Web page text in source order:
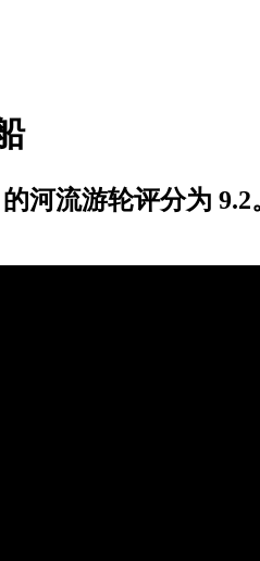
河流游轮评分为 9.2